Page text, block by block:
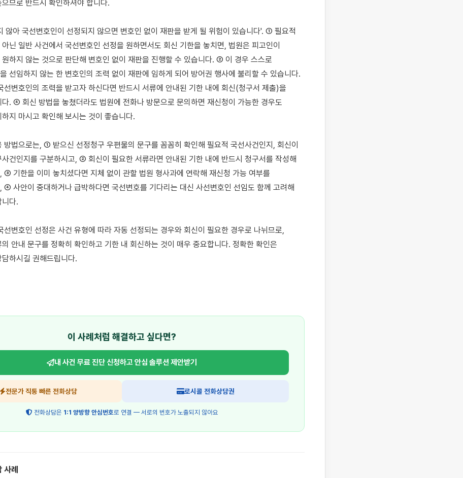
므로 반드시 확인하셔야 합니다.
않아 국선변호인이 선정되지 않으면 변호인 없이 재판을 받게 될 위험이 있습니다'. ① 필요적
닌 일반 사건에서 국선변호인 선정을 원하면서도 회신 기한을 놓치면, 법원은 피고인이
원하지 않는 것으로 판단해 변호인 없이 재판을 진행할 수 있습니다. ② 이 경우 스스로
선임하지 않는 한 변호인의 조력 없이 재판에 임하게 되어 방어권 행사에 불리할 수 있습니다.
변호인의 조력을 받고자 하신다면 반드시 서류에 안내된 기한 내에 회신(청구서 제출)을
다. ④ 회신 방법을 놓쳤더라도 법원에 전화나 방문으로 문의하면 재신청이 가능한 경우도
지 마시고 확인해 보시는 것이 좋습니다.
방법으로는, ① 받으신 선정청구 우편물의 문구를 꼼꼼히 확인해 필요적 국선사건인지, 회신이
건인지를 구분하시고, ② 회신이 필요한 서류라면 안내된 기한 내에 반드시 청구서를 작성해
③ 기한을 이미 놓치셨다면 지체 없이 관할 법원 형사과에 연락해 재신청 가능 여부를
④ 사안이 중대하거나 급박하다면 국선변호를 기다리는 대신 사선변호인 선임도 함께 고려해
다.
선변호인 선정은 사건 유형에 따라 자동 선정되는 경우와 회신이 필요한 경우로 나뉘므로,
의 안내 문구를 정확히 확인하고 기한 내 회신하는 것이 매우 중요합니다. 정확한 확인은
하시길 권해드립니다.
이 사례처럼 해결하고 싶다면?
내 사건 무료 진단 신청하고안심 솔루션 제안받기
전문가 직통 빠른 전화상담 로시콜 전화상담권
전화상담은 1:1 양방향 안심번호로 연결 — 서로의 번호가 노출되지 않아요
사례